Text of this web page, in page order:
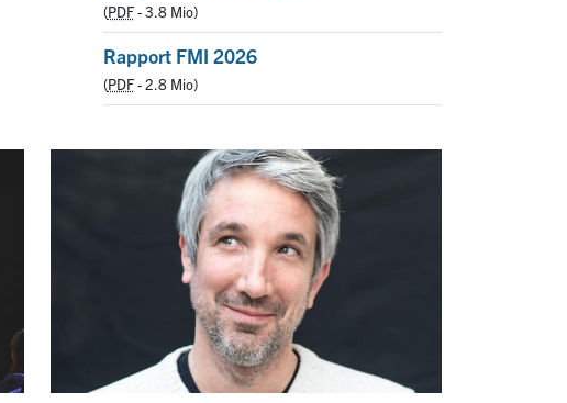
(PDF-3.8 Mio)
Rapport FMI 2026
(PDF-2.8 Mio)